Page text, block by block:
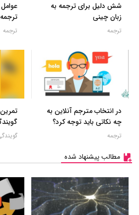
شش دلیل برای ترجمه به
زبان چینی
ترجمه
ترجمه
ترجمه
در انتخاب مترجم آنلاین به
چه نکاتی باید توجه کرد؟
ترجمه
مطالب پیشنهاد شده